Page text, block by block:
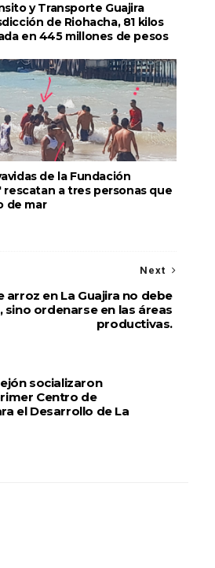
y Transporte Guajira
de Riohacha, 81 kilos
en 445 millones de pesos
de la Fundación
rescatan a tres personas que
de mar
Next
arroz en La Guajira no debe
sino ordenarse en las áreas
productivas.
socializaron
Centro de
el Desarrollo de La